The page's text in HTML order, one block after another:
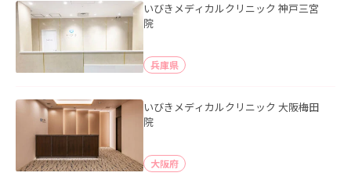
いびきメディカルクリニック 神戸三宮
院
兵庫県
いびきメディカルクリニック 大阪梅田
院
大阪府